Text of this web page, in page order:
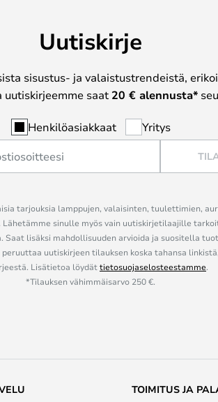
Uutiskirje
sisustus- ja valaistustrendeistä,
uutiskirjeemme saat 20 € alennusta*
Henkilöasiakkaat Yritys
tarjouksia lamppujen, valaisinten, tuulettimien,
sinulle myös vain uutiskirjetilaajille
Saat lisäksi mahdollisuuden arvioida ja suositella
uutiskirjeen tilauksen koska tahansa
Lisätietoa löydättietosuojaselosteestamme.
*Tilauksen vähimmäisarvo 250 €.
TOIMITUS JA